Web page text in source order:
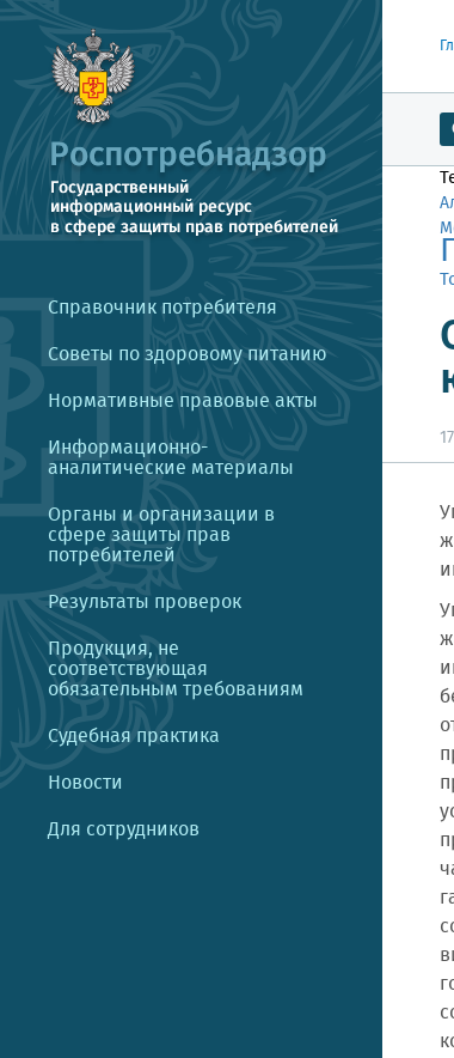
Справочник потребителя
Советы по здоровому питанию
Нормативные правовые акты
Информационно-
аналитические материалы
Органы и организации в
сфере защиты прав
потребителей
Результаты проверок
Продукция, не
соответствующая
обязательным требованиям
Судебная практика
Новости
Для сотрудников